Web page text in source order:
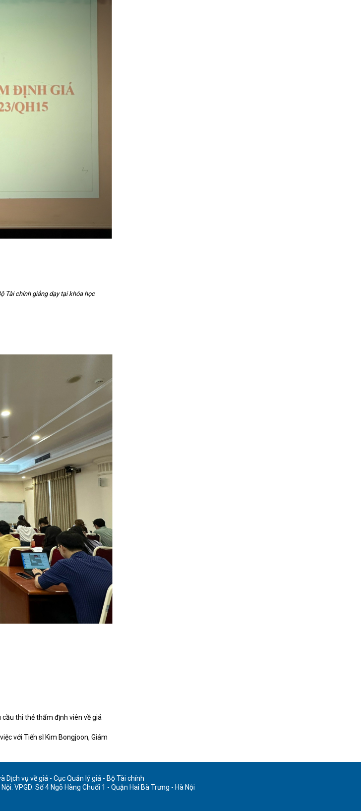
Tài chính giảng dạy tại khóa học
cầu thi thẻ thẩm định viên về giá
với Tiến sĩ Kim Bongjoon, Giám
Dịch vụ về giá - Cục Quản lý giá - Bộ Tài chính
VPGD: Số 4 Ngõ Hàng Chuối 1 - Quận Hai Bà Trưng - Hà Nội